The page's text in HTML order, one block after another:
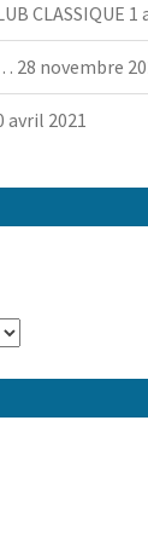
CLASSIQUE 1
28 novembre
avril 2021